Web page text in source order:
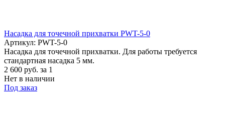
Насадка для точечной прихватки PWT-5-0
Артикул: PWT-5-0
Насадка для точечной прихватки. Для работы требуется
стандартная насадка 5 мм.
2 600 руб. за 1
Нет в наличии
Под заказ